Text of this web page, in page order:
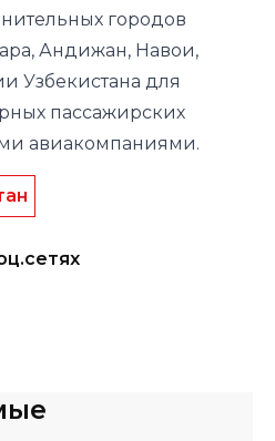
городов
Андижан, Навои,
Узбекистана для
пассажирских
авиакомпаниями.